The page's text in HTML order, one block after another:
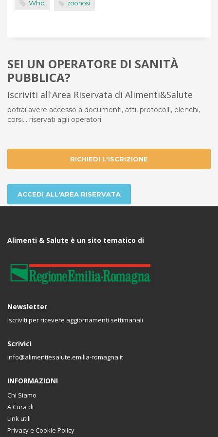
Who zoonosi
SEI UN OPERATORE DI SANITÀ
PUBBLICA?
Iscriviti all'Area Riservata di Alimenti&Salute
potrai avere accesso a documenti, atti, protocolli, elenchi,
corsi... riservati agli operatori
RICHIEDI L'ISCRIZIONE
ACCEDI ALL'AREA RISERVATA
Alimenti & Salute è un sito tematico di
Newsletter
Iscriviti per ricevere aggiornamenti settimanali
Scrivici
info@alimentiesalute.emilia-romagna.it
INFORMAZIONI
Chi Siamo
A Cura di
Link utili
Privacy e Cookie Policy